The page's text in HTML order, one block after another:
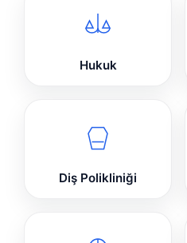
Hukuk
Diş Polikliniği